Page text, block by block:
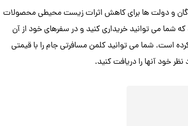
و دولت ها برای کاهش اثرات زیست محیطی محصولات
شما می توانید خریداری کنید و در سفرهای خود از آن
است. شما می توانید کلمن مسافرتی جام را با قیمتی
خود آنها را دریافت کنید.